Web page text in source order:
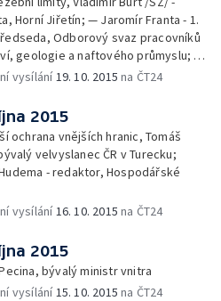
Horní Jiřetín; — Jaromír Franta - 1.
Odborový svaz pracovníků
geologie a naftového průmyslu; —
Sáričková Benešová - mluvčí
vysílání19. 10. 2015 na ČT24
2015
ochrana vnějších hranic, Tomáš
velvyslanec ČR v Turecku;
- redaktor, Hospodářské
vysílání16. 10. 2015 na ČT24
2015
bývalý ministr vnitra
vysílání15. 10. 2015 na ČT24